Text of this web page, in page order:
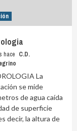
albums
hace C.D.
La
se mide
de agua caída
de superficie
decir, la altura de